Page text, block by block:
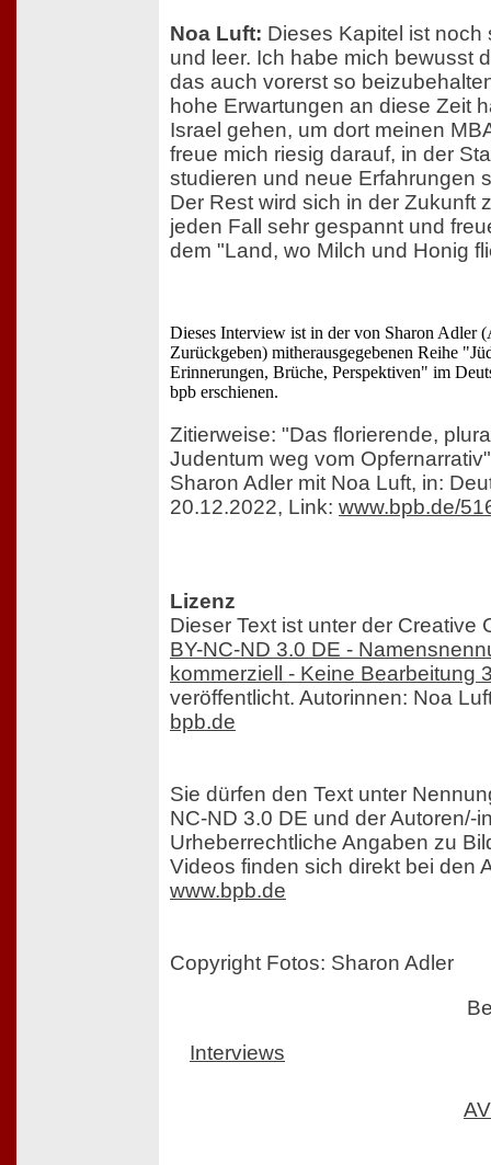
Noa Luft: Dieses Kapitel ist
und leer. Ich habe mich bewusst
das auch vorerst so
hohe Erwartungen an diese Zeit
Israel gehen, um dort meinen
freue mich riesig darauf, in der
studieren und neue Erfahrungen
Der Rest wird sich in der Zukunft
jeden Fall sehr gespannt und
dem "Land, wo Milch und Honig
Dieses Interview ist in der von Sharon Adler
Zurückgeben) mitherausgegebenen Reihe
Erinnerungen, Brüche, Perspektiven" im
bpb erschienen.
Zitierweise: "Das florierende,
Judentum weg vom
Sharon Adler mit Noa Luft, in:
20.12.2022, Link: www.bpb.de/
Lizenz
Dieser Text ist unter der Creative
BY-NC-ND 3.0 DE -
kommerziell - Keine Bearbeitung
veröffentlicht. Autorinnen: Noa
bpb.de
Sie dürfen den Text unter
NC-ND 3.0 DE und der Autoren/-
Urheberrechtliche Angaben zu
Videos finden sich direkt bei den
www.bpb.de
Copyright Fotos: Sharon Adler
Interviews